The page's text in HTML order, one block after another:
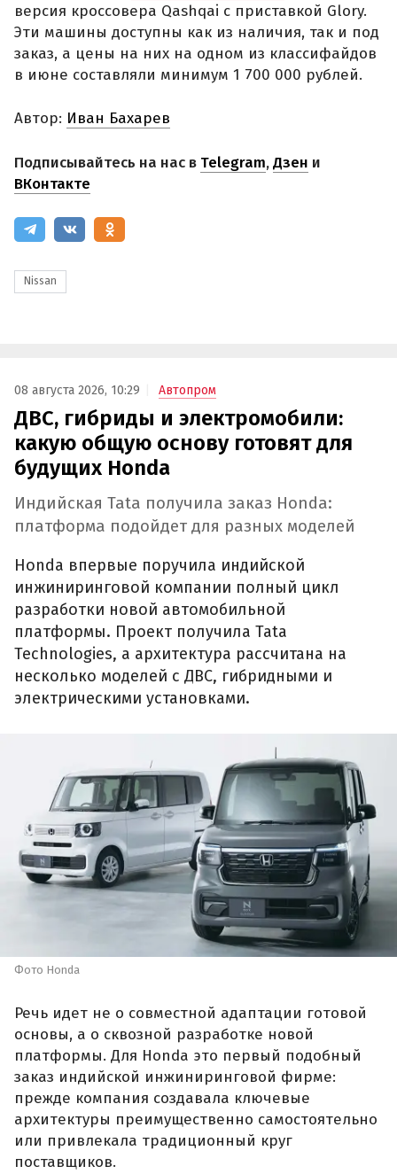
версия кроссовера Qashqai с приставкой Glory.
Эти машины доступны как из наличия, так и под
заказ, а цены на них на одном из классифайдов
в июне составляли минимум 1 700 000 рублей.
Автор: Иван Бахарев
Подписывайтесь на нас в Telegram,Дзен и
ВКонтакте
Nissan
08 августа 2026, 10:29 Автопром
ДВС, гибриды и электромобили:
какую общую основу готовят для
будущих Honda
Индийская Tata получила заказ Honda:
платформа подойдет для разных моделей
Honda впервые поручила индийской
инжиниринговой компании полный цикл
разработки новой автомобильной
платформы. Проект получила Tata
Technologies, а архитектура рассчитана на
несколько моделей с ДВС, гибридными и
электрическими установками.
Фото Honda
Речь идет не о совместной адаптации готовой
основы, а о сквозной разработке новой
платформы. Для Honda это первый подобный
заказ индийской инжиниринговой фирме:
прежде компания создавала ключевые
архитектуры преимущественно самостоятельно
или привлекала традиционный круг
поставщиков.